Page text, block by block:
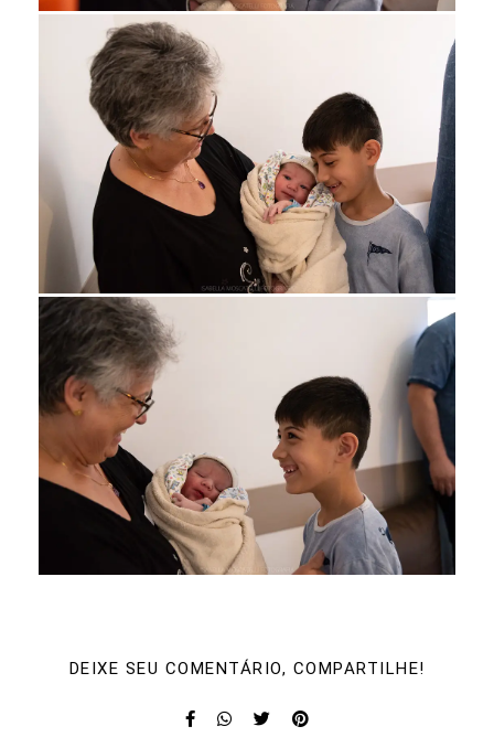
DEIXE SEU COMENTÁRIO, COMPARTILHE!